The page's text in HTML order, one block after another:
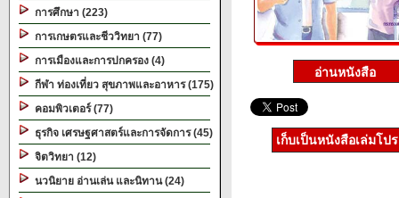
การศึกษา (223)
การเกษตรและชีววิทยา (77)
การเมืองและการปกครอง (4)
กีฬา ท่องเที่ยว สุขภาพและอาหาร (175)
คอมพิวเตอร์ (77)
ธุรกิจ เศรษฐศาสตร์และการจัดการ (45)
จิตวิทยา (12)
นวนิยาย อ่านเล่น และนิทาน (24)
เก็บเป็นหนังสือเล่มโป